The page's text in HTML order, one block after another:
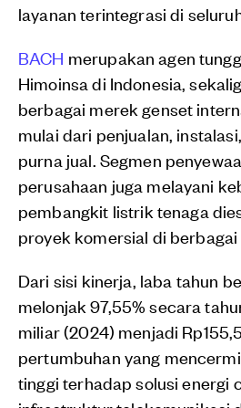
layanan terintegrasi di
BACH merupakan agen
Himoinsa di Indonesia,
berbagai merek genset
mulai dari penjualan,
purna jual. Segmen
perusahaan juga melayani
pembangkit listrik tenaga
proyek komersial di berbagai
Dari sisi kinerja, laba tahun
melonjak 97,55% secara
miliar (2024) menjadi
pertumbuhan yang
tinggi terhadap solusi energi